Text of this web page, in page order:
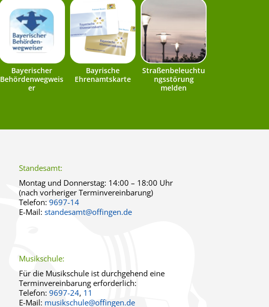
Bayerischer
Behördenwegweis
er
Bayrische
Ehrenamtskarte
Straßenbeleuchtu
ngsstörung
melden
Standesamt:
Montag und Donnerstag: 14:00 – 18:00 Uhr
(nach vorheriger Terminvereinbarung)
Telefon:9697-14
E-Mail:standesamt@offingen.de
Musikschule:
Für die Musikschule ist durchgehend eine
Terminvereinbarung erforderlich:
Telefon:9697-24, 11
E-Mail: musikschule@offingen.de